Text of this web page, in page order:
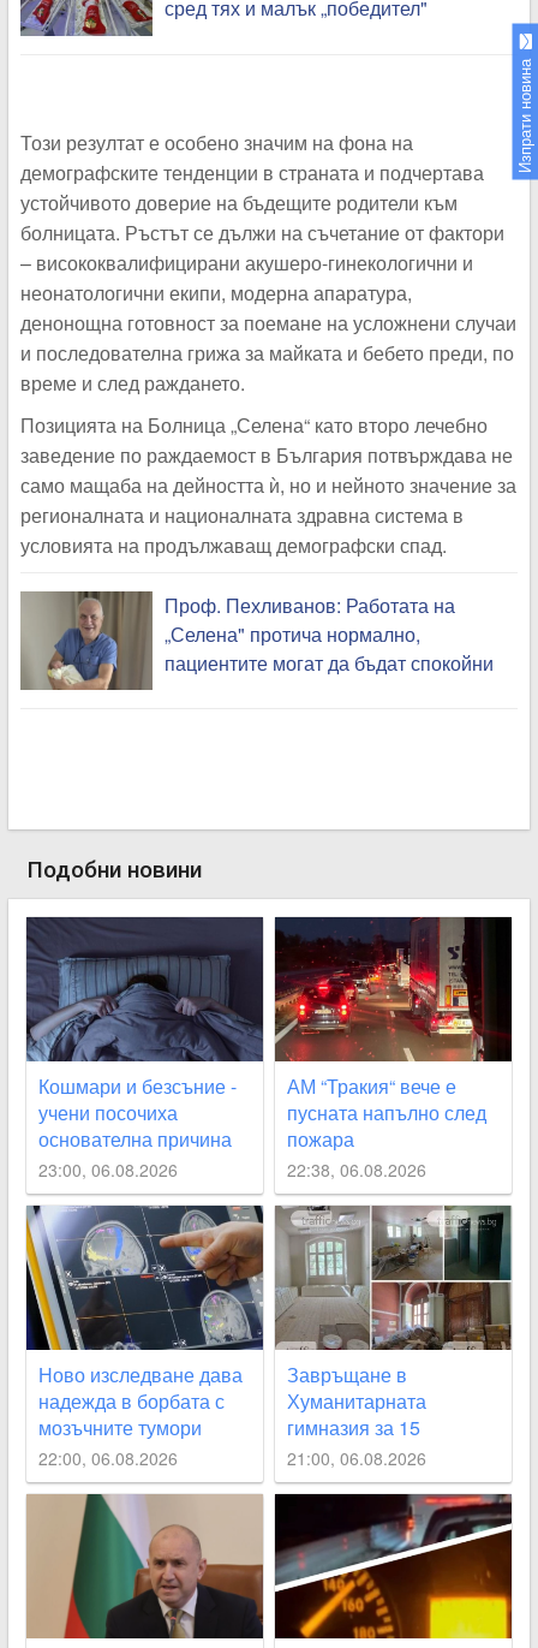
сред тях и малък „победител"
Този резултат е особено значим на фона на
демографските тенденции в страната и подчертава
устойчивото доверие на бъдещите родители към
болницата. Ръстът се дължи на съчетание от фактори
– висококвалифицирани акушеро-гинекологични и
неонатологични екипи, модерна апаратура,
денонощна готовност за поемане на усложнени случаи
и последователна грижа за майката и бебето преди, по
време и след раждането.
Позицията на Болница „Селена“ като второ лечебно
заведение по раждаемост в България потвърждава не
само мащаба на дейността ѝ, но и нейното значение за
регионалната и националната здравна система в
условията на продължаващ демографски спад.
Проф. Пехливанов: Работата на
„Селена" протича нормално,
пациентите могат да бъдат спокойни
Подобни новини
Кошмари и безсъние -
учени посочиха
основателна причина
23:00, 06.08.2026
АМ “Тракия“ вече е
пусната напълно след
пожара
22:38, 06.08.2026
Ново изследване дава
надежда в борбата с
мозъчните тумори
22:00, 06.08.2026
Завръщане в
Хуманитарната
гимназия за 15
септември – реален
срок или мисия
невъзможна ВИДЕО
21:00, 06.08.2026
Изпрати новина